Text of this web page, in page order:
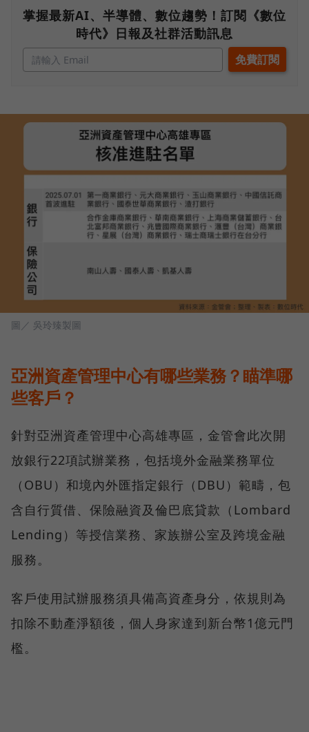
掌握最新AI、半導體、數位趨勢！訂閱《數位
時代》日報及社群活動訊息
圖／ 吳玲臻製圖
亞洲資產管理中心有哪些業務？瞄準哪
些客戶？
針對亞洲資產管理中心高雄專區，金管會此次開
放銀行22項試辦業務，包括境外金融業務單位
（OBU）和境內外匯指定銀行（DBU）範疇，包
含自行質借、保險融資及倫巴底貸款（Lombard
Lending）等授信業務、家族辦公室及跨境金融
服務。
客戶使用試辦服務須具備高資產身分，依規則為
扣除不動產淨額後，個人身家達到新台幣1億元門
檻。